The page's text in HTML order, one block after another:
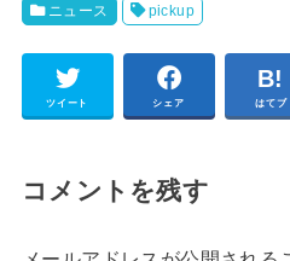
ニュース pickup
ツイート シェア はてブ
コメントを残す